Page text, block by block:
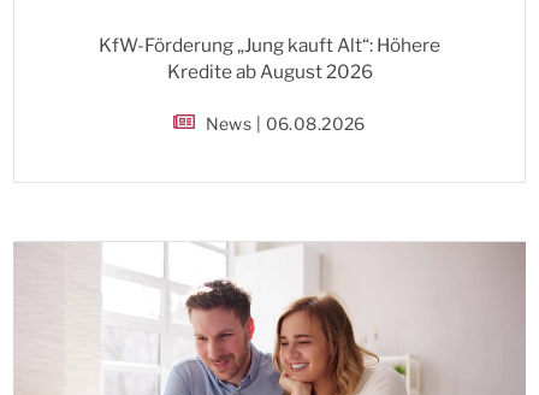
KfW-Förderung „Jung kauft Alt“: Höhere
Kredite ab August 2026
News | 06.08.2026